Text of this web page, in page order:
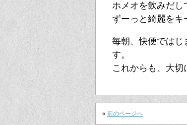
ホメオを飲みだし
ずーっと綺麗をキ
毎朝、快便ではじ
す。
これからも、大切
« 前のページへ